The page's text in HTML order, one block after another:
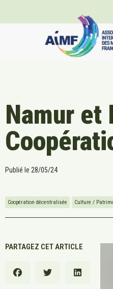
Namur et
Publié le 28/05/24
Coopération décentralisée Culture /
PARTAGEZ CET ARTICLE